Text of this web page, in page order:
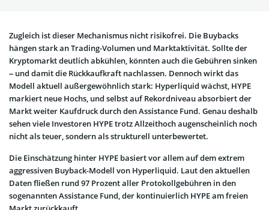
Zugleich ist dieser Mechanismus nicht risikofrei. Die Buybacks
hängen stark an Trading-Volumen und Marktaktivität. Sollte der
Kryptomarkt deutlich abkühlen, könnten auch die Gebühren sinken
– und damit die Rückkaufkraft nachlassen. Dennoch wirkt das
Modell aktuell außergewöhnlich stark: Hyperliquid wächst, HYPE
markiert neue Hochs, und selbst auf Rekordniveau absorbiert der
Markt weiter Kaufdruck durch den Assistance Fund. Genau deshalb
sehen viele Investoren HYPE trotz Allzeithoch augenscheinlich noch
nicht als teuer, sondern als strukturell unterbewertet.
Die Einschätzung hinter HYPE basiert vor allem auf dem extrem
aggressiven Buyback-Modell von Hyperliquid. Laut den aktuellen
Daten fließen rund 97 Prozent aller Protokollgebühren in den
sogenannten Assistance Fund, der kontinuierlich HYPE am freien